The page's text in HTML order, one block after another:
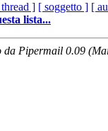
] [ soggetto ] [
lista...
da Pipermail 0.09